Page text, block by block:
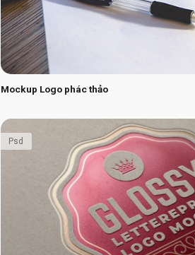
Mockup Logo phác thảo
Psd